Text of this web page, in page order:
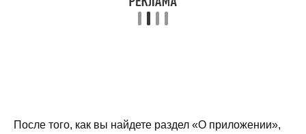
После того, как вы найдете раздел «О приложении»,